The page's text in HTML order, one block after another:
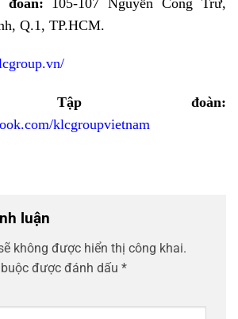
Q.1, TP.HCM.
Tập đoàn:
klcgroupvietnam
luận
không được hiển thị công khai.
được đánh dấu *